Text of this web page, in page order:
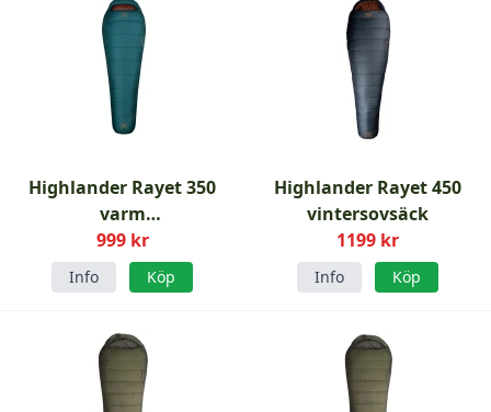
Highlander Rayet 350
varm
tresäsongs-/vintersovsäck
999 kr
Info Köp
Highlander Rayet 450
vintersovsäck
1199 kr
Info Köp